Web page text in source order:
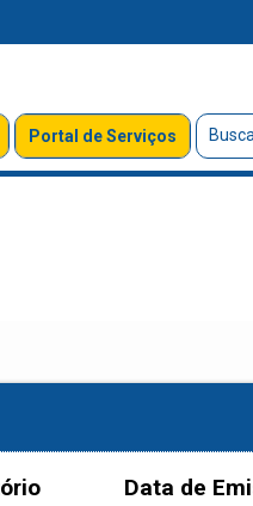
Portal de Serviços
Data de